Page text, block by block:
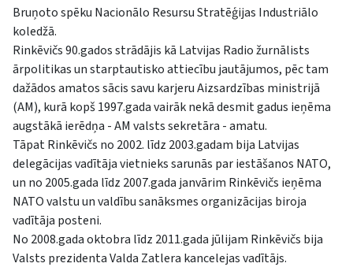
Bruņoto spēku Nacionālo Resursu Stratēģijas Industriālo
koledžā.
Rinkēvičs 90.gados strādājis kā Latvijas Radio žurnālists
ārpolitikas un starptautisko attiecību jautājumos, pēc tam
dažādos amatos sācis savu karjeru Aizsardzības ministrijā
(AM), kurā kopš 1997.gada vairāk nekā desmit gadus ieņēma
augstākā ierēdņa - AM valsts sekretāra - amatu.
Tāpat Rinkēvičs no 2002. līdz 2003.gadam bija Latvijas
delegācijas vadītāja vietnieks sarunās par iestāšanos NATO,
un no 2005.gada līdz 2007.gada janvārim Rinkēvičs ieņēma
NATO valstu un valdību sanāksmes organizācijas biroja
vadītāja posteni.
No 2008.gada oktobra līdz 2011.gada jūlijam Rinkēvičs bija
Valsts prezidenta Valda Zatlera kancelejas vadītājs.